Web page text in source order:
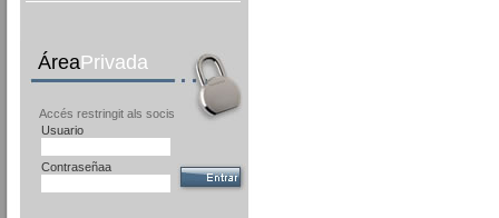
ÁreaPrivada
Accés restringit als socis
Usuario
Contraseñaa